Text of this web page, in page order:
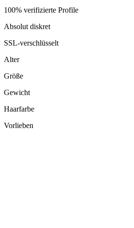
100% verifizierte Profile
Absolut diskret
SSL-verschlüsselt
Alter
Größe
Gewicht
Haarfarbe
Vorlieben